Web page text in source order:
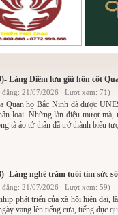
Làng Diềm lưu giữ hồn cốt
đăng: 21/07/2026 Lượt xem: 71)
Quan họ Bắc Ninh đã được
loại. Những làn điệu mượt mà,
tà áo tứ thân đã trở thành biểu
Làng nghề trăm tuổi tìm sức
đăng: 21/07/2026 Lượt xem: 59)
phát triển của xã hội hiện đại,
vang lên tiếng cưa, tiếng đục